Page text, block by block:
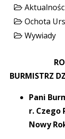
Ochota
Wywiady
BURMISTRZ
Pani
r. Czego
Nowy